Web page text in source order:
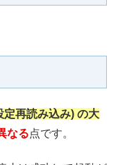
再読み込み) の大
なる点です。